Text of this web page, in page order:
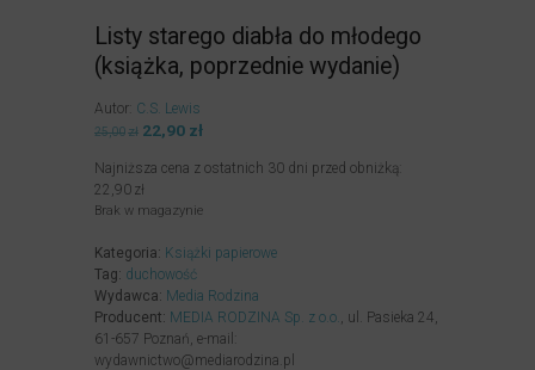
Listy starego diabła do młodego
(książka, poprzednie wydanie)
Autor: C.S. Lewis
25,00zł Pierwotna
wynosiła:
25,00zł.
22,90 złAktualna
wynosi:
Najniższa cena z ostatnich 30 dni przed obniżką:
22,90 zł
Brak w magazynie
Kategoria: Książki papierowe
Tag: duchowość
Wydawca: Media Rodzina
Producent: MEDIA RODZINA Sp. z o.o., ul. Pasieka 24,
61-657 Poznań, e-mail:
wydawnictwo@mediarodzina.pl